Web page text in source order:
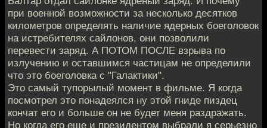
при военной возможности за несколько десятков
километров определять наличие ядерных боеголовок
на истребителях сайлонов, они позволили
перевести заряд. А ПОТОМ ПОСЛЕ взрыва по
излучению и оставшимся частицам не определили
что это боеголовка с "Галактики".
Это самый тупорылый момент в фильме. Я когда
посмотрел это понадеялся ну этой гниде пиздец
кончат его и больше он не будет меня раздражать.
Но когда его еще и президентом выбрали я серьезно